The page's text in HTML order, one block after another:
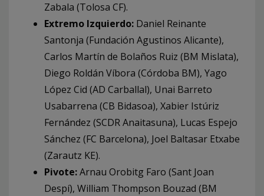
Zabala (Tolosa CF).
Extremo Izquierdo: Daniel Reinante
Santonja (Fundación Agustinos Alicante),
Carlos Martín de Bolaños Ruiz (BM Mislata),
Diego Roldán Víbora (Córdoba BM), Yago
López Cid (AD Carballal), Unai Barreto
Usabarrena (CB Bidasoa), Xabier Istúriz
Fernández (SCDR Anaitasuna), Lucas Espejo
Sánchez (FC Barcelona), Joel Baltasar Etxabe
(Zarautz KE).
Pivote:Arnau Orobitg Faro (Sant Joan
Despí), William Thompson Bouzad (BM